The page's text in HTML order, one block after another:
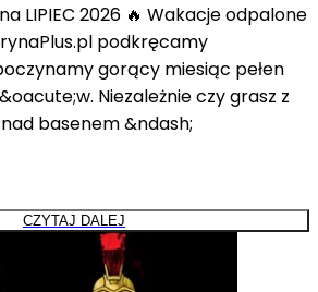
LIPIEC 2026 🔥 Wakacje odpalone
podkręcamy
gorący miesiąc pełen
Niezależnie czy grasz z
basenem &ndash;
CZYTAJ DALEJ